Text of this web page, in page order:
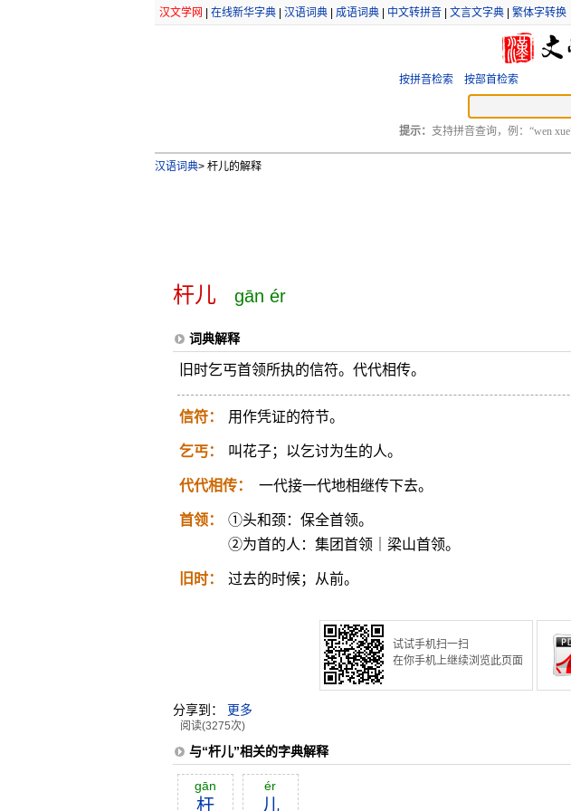
汉文学网 在线新华字典| 汉语词典| 成语词典| 中文转拼音| 文言文字典| 繁体字转换
按拼音检索 按部首检索
提示： 支持拼音查询，例：“wen
汉语词典>杆儿的解释
杆儿 gān ér
词典解释
旧时乞丐首领所执的信符。代代相传。
信符： 用作凭证的符节。
乞丐： 叫花子；以乞讨为生的人。
代代相传： 一代接一代地相继传下去。
首领：
①头和颈：保全首领。
②为首的人：集团首领｜梁山首领。
旧时： 过去的时候；从前。
试试手机扫一扫
在你手机上继续浏览此页面
分享到： 更多
阅读(3275次)
与“杆儿”相关的字典解释
gān
杆
ér
儿